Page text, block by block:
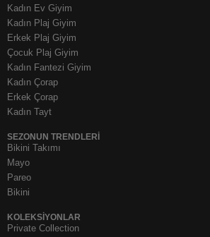
Kadın Ev Giyim
Kadın Plaj Giyim
Erkek Plaj Giyim
Çocuk Plaj Giyim
Kadın Fantezi Giyim
Kadın Çorap
Erkek Çorap
Kadın Tayt
SEZONUN TRENDLERI
Bikini Takımı
Mayo
Pareo
Bikini
KOLEKSIYONLAR
Private Collection